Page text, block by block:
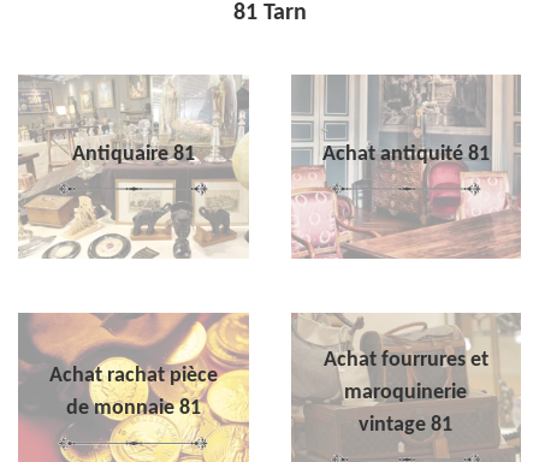
81 Tarn
Antiquaire 81 Achat antiquité 81
Achat rachat pièce
de monnaie 81
Achat fourrures et
maroquinerie
vintage 81